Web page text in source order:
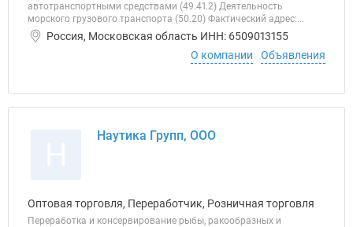
автотранспортными средствами (49.41.2) Деятельность
морского грузового транспорта (50.20) Фактический адрес:...
Россия, Московская область ИНН: 6509013155
О компании
Объявления
Наутика Групп, ООО
Оптовая торговля, Переработчик, Розничная торговля
Переработка и консервирование рыбы, ракообразных и